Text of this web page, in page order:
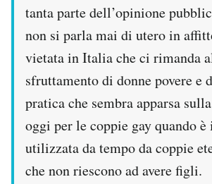
tanta parte dell’opinione
non si parla mai di utero in
vietata in Italia che ci rimanda
sfruttamento di donne povere e
pratica che sembra apparsa
oggi per le coppie gay quando è
utilizzata da tempo da coppie
che non riescono ad avere figli.